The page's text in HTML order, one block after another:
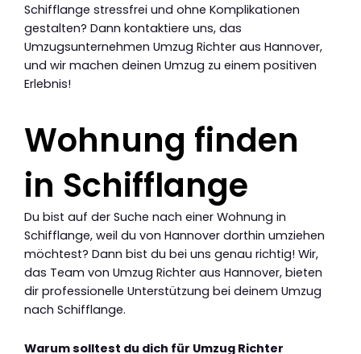
Schifflange stressfrei und ohne Komplikationen
gestalten? Dann kontaktiere uns, das
Umzugsunternehmen Umzug Richter aus Hannover,
und wir machen deinen Umzug zu einem positiven
Erlebnis!
Wohnung finden
in Schifflange
Du bist auf der Suche nach einer Wohnung in
Schifflange, weil du von Hannover dorthin umziehen
möchtest? Dann bist du bei uns genau richtig! Wir,
das Team von Umzug Richter aus Hannover, bieten
dir professionelle Unterstützung bei deinem Umzug
nach Schifflange.
Warum solltest du dich für Umzug Richter